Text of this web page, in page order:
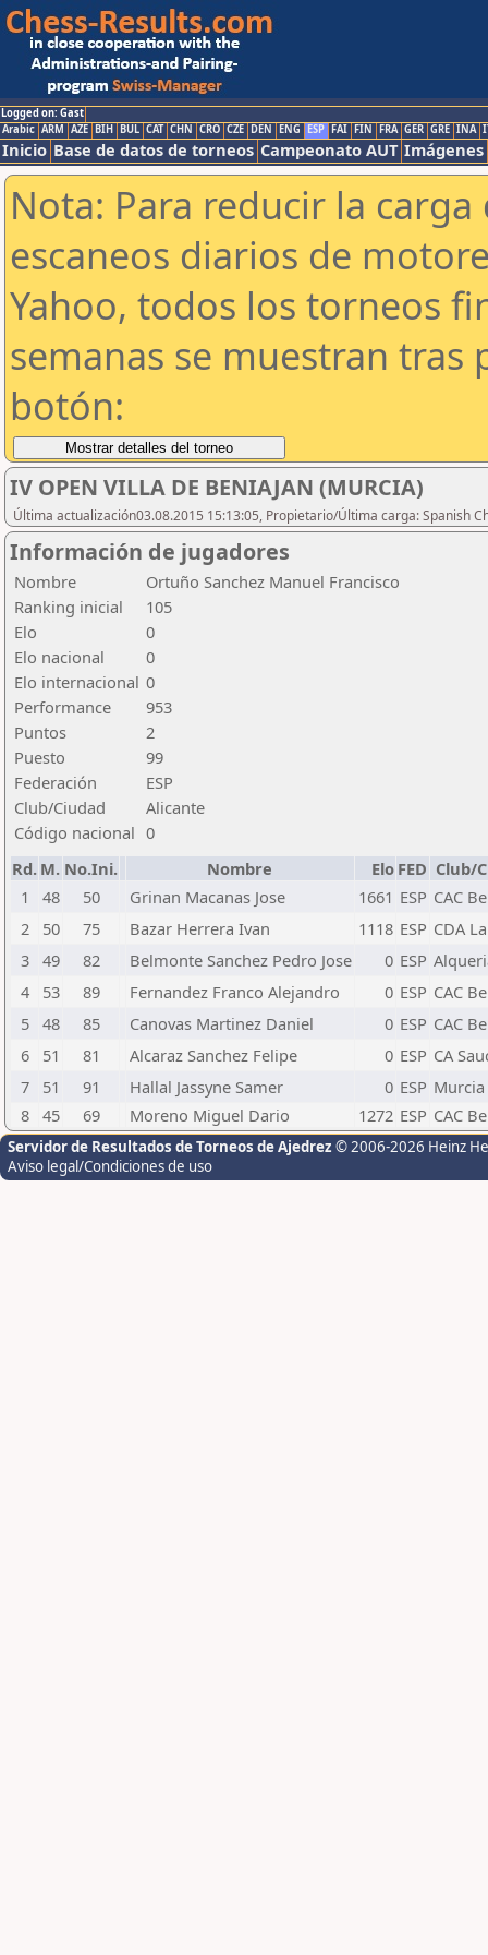
Logged on: Gast
Arabic ARM AZE BIH BUL CAT CHN CRO CZE DEN ENG ESP FAI FIN FRA GER GRE INA
Inicio Base de datos de torneos Campeonato AUT Imágenes
Nota: Para reducir la
escaneos diarios de
Yahoo, todos los torneos
semanas se muestran tras
botón:
IV OPEN VILLA DE BENIAJAN (MURCIA)
Última actualización03.08.2015 15:13:05, Propietario/Última carga: Spanish
Información de jugadores
Nombre
Ortuño Sanchez Manuel Francisco
Ranking inicial
105
Elo
0
Elo nacional
0
Elo internacional 0
Performance
953
Puntos
2
Puesto
99
Federación
ESP
Club/Ciudad
Alicante
Código nacional 0
Rd. M. No.Ini. Nombre Elo FED Club/
1
48 50 Grinan Macanas Jose 1661 ESP CAC
2
50 75 Bazar Herrera Ivan 1118 ESP CDA
3 49 82 Belmonte Sanchez Pedro Jose 0 ESP
4
53 89 Fernandez Franco Alejandro 0 ESP CAC
5 48 85 Canovas Martinez Daniel 0 ESP CAC
6
51 81 Alcaraz Sanchez Felipe 0 ESP CA
7
51 91 Hallal Jassyne Samer 0 ESP Murcia
8 45 69 Moreno Miguel Dario 1272 ESP CAC
Servidor de Resultados de Torneos de Ajedrez © 2006-2026 Heinz
Aviso legal/Condiciones de uso